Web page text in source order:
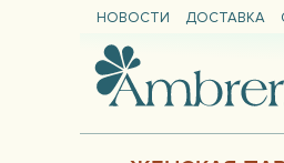
НОВОСТИ ДОСТАВКА